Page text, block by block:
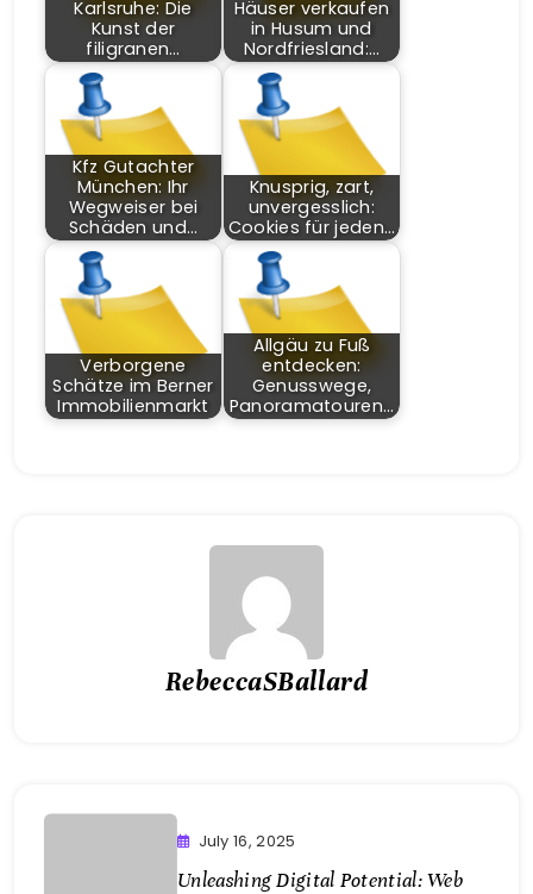
Karlsruhe: Die
Kunst der
filigranen…
Häuser verkaufen
in Husum und
Nordfriesland:…
Kfz Gutachter
München: Ihr
Wegweiser bei
Schäden und…
Knusprig, zart,
unvergesslich:
Cookies für jeden…
Verborgene
Schätze im Berner
Immobilienmarkt
Allgäu zu Fuß
entdecken:
Genusswege,
Panoramatouren…
RebeccaSBallard
July 16, 2025
Unleashing Digital Potential: Web